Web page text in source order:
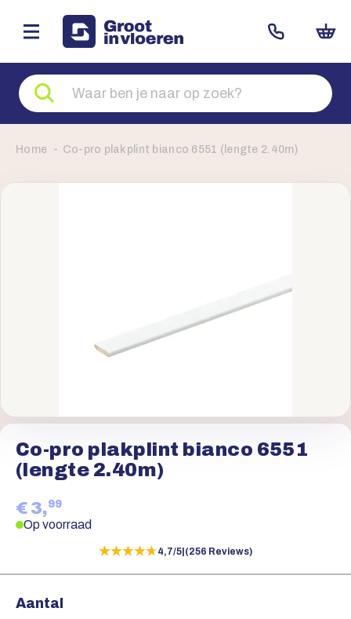
Zoeken
naar
producten
Home Co-pro plakplint bianco 6551 (lengte 2.40m)
Co-pro plakplint bianco 6551
(lengte 2.40m)
€ 3,99
Op voorraad
★★★★★
★★★★★4,7/5 (256 Reviews)
Aantal